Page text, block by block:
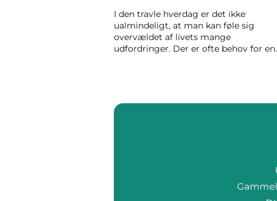
I den travle hverdag er det ikke
ualmindeligt, at man kan føle sig
overvældet af livets mange
udfordringer. Der er ofte behov for en